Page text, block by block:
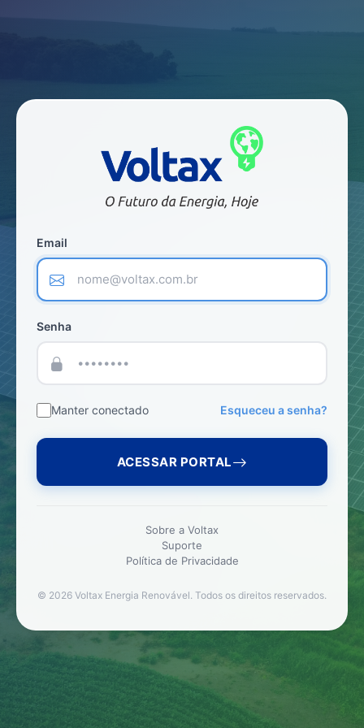
Email
Senha(required)
Manter conectado Esqueceu a senha?
ACESSAR PORTAL
Sobre a Voltax
Suporte
Política de Privacidade
© 2026 Voltax Energia Renovável. Todos os direitos reservados.